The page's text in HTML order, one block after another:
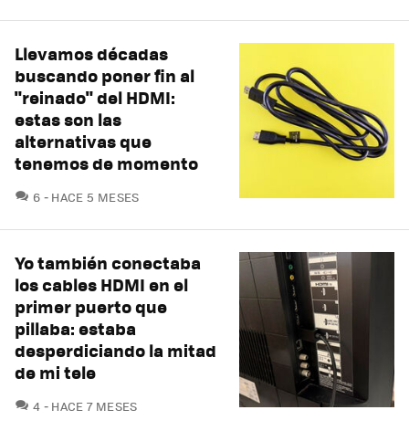
Llevamos décadas
buscando poner fin al
"reinado" del HDMI:
estas son las
alternativas que
tenemos de momento
6 COMENTARIOS
HACE 5 MESES
Yo también conectaba
los cables HDMI en el
primer puerto que
pillaba: estaba
desperdiciando la mitad
de mi tele
4 COMENTARIOS
HACE 7 MESES